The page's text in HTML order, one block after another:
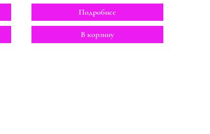
Подробнее
В корзину